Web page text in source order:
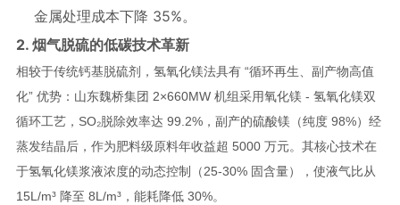
金属处理成本下降 35%。
2. 烟气脱硫的低碳技术革新
相较于传统钙基脱硫剂，氢氧化镁法具有 “循环再生、副产物高值
化” 优势：山东魏桥集团 2×660MW 机组采用氧化镁 - 氢氧化镁双
循环工艺，SO₂脱除效率达 99.2%，副产的硫酸镁（纯度 98%）经
蒸发结晶后，作为肥料级原料年收益超 5000 万元。其核心技术在
于氢氧化镁浆液浓度的动态控制（25-30% 固含量），使液气比从
15L/m³ 降至 8L/m³，能耗降低 30%。